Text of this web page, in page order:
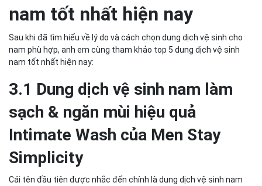
nam tốt nhất hiện nay
Sau khi đã tìm hiểu về lý do và cách chọn dung dịch vệ sinh cho
nam phù hợp, anh em cùng tham khảo top 5 dung dịch vệ sinh
nam tốt nhất hiện nay:
3.1 Dung dịch vệ sinh nam làm
sạch & ngăn mùi hiệu quả
Intimate Wash của Men Stay
Simplicity
Cái tên đầu tiên được nhắc đến chính là dung dịch vệ sinh nam